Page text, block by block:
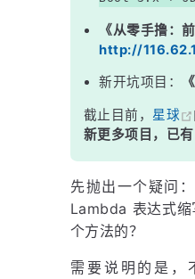
《从零手撸：
http://
新开坑项目：
截止目前， 星球
新更多项目，已
先抛出一个疑问
Lambda 表达式
个方法的？
需要说明的是，